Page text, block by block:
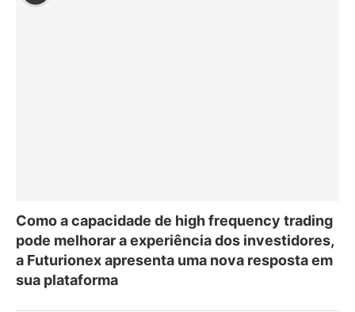
Como a capacidade de high frequency trading
pode melhorar a experiência dos investidores,
a Futurionex apresenta uma nova resposta em
sua plataforma